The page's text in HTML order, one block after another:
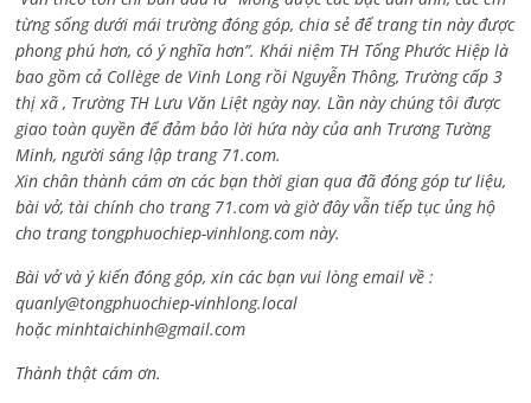
từng sống dưới mái trường đóng góp, chia sẻ để trang tin này được
phong phú hơn, có ý nghĩa hơn”. Khái niệm TH Tống Phước Hiệp là
bao gồm cả Collège de Vinh Long rồi Nguyễn Thông, Trường cấp 3
thị xã , Trường TH Lưu Văn Liệt ngày nay. Lần này chúng tôi được
giao toàn quyền để đảm bảo lời hứa này của anh Trương Tường
Minh, người sáng lập trang 71.com.
Xin chân thành cám ơn các bạn thời gian qua đã đóng góp tư liệu,
bài vở, tài chính cho trang 71.com và giờ đây vẫn tiếp tục ủng hộ
cho trang tongphuochiep-vinhlong.com này.
Bài vở và ý kiến đóng góp, xin các bạn vui lòng email về :
quanly@tongphuochiep-vinhlong.local
hoặcminhtaichinh@gmail.com
Thành thật cám ơn.